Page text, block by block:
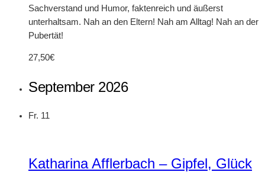
Sachverstand und Humor, faktenreich und äußerst
unterhaltsam. Nah an den Eltern! Nah am Alltag! Nah an der
Pubertät!
27,50€
September 2026
Fr. 11
Katharina Afflerbach – Gipfel, Glück